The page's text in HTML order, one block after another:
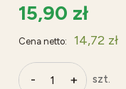
15,90 zł
Cena netto: 14,72 zł
- + szt.